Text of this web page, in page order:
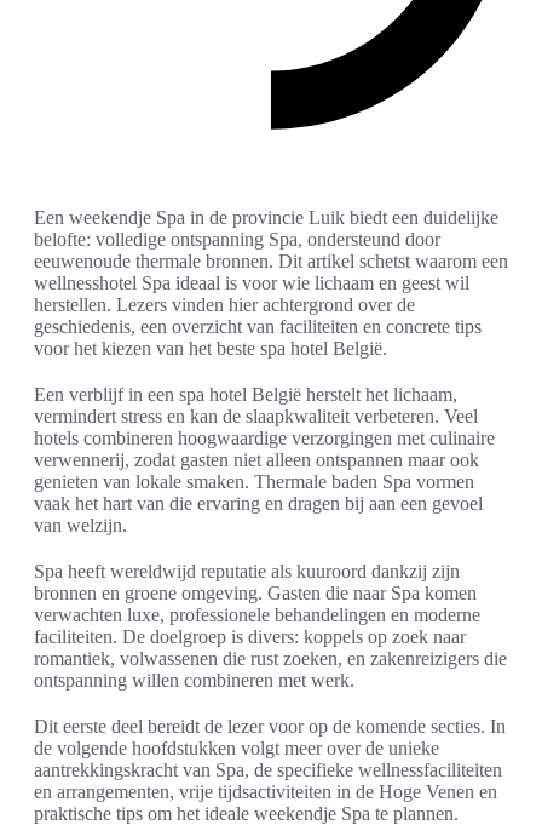
Een weekendje Spa in de provincie Luik biedt een duidelijke
belofte: volledige ontspanning Spa, ondersteund door
eeuwenoude thermale bronnen. Dit artikel schetst waarom een
wellnesshotel Spa ideaal is voor wie lichaam en geest wil
herstellen. Lezers vinden hier achtergrond over de
geschiedenis, een overzicht van faciliteiten en concrete tips
voor het kiezen van het beste spa hotel België.
Een verblijf in een spa hotel België herstelt het lichaam,
vermindert stress en kan de slaapkwaliteit verbeteren. Veel
hotels combineren hoogwaardige verzorgingen met culinaire
verwennerij, zodat gasten niet alleen ontspannen maar ook
genieten van lokale smaken. Thermale baden Spa vormen
vaak het hart van die ervaring en dragen bij aan een gevoel
van welzijn.
Spa heeft wereldwijd reputatie als kuuroord dankzij zijn
bronnen en groene omgeving. Gasten die naar Spa komen
verwachten luxe, professionele behandelingen en moderne
faciliteiten. De doelgroep is divers: koppels op zoek naar
romantiek, volwassenen die rust zoeken, en zakenreizigers die
ontspanning willen combineren met werk.
Dit eerste deel bereidt de lezer voor op de komende secties. In
de volgende hoofdstukken volgt meer over de unieke
aantrekkingskracht van Spa, de specifieke wellnessfaciliteiten
en arrangementen, vrije tijdsactiviteiten in de Hoge Venen en
praktische tips om het ideale weekendje Spa te plannen.